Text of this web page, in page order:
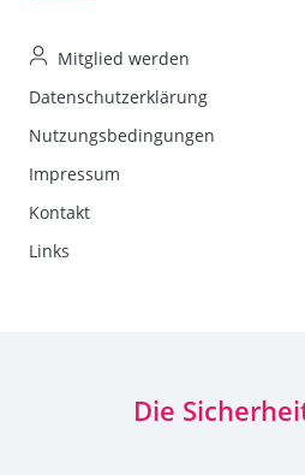
Mitglied werden
Datenschutzerklärung
Nutzungsbedingungen
Impressum
Kontakt
Links
Die